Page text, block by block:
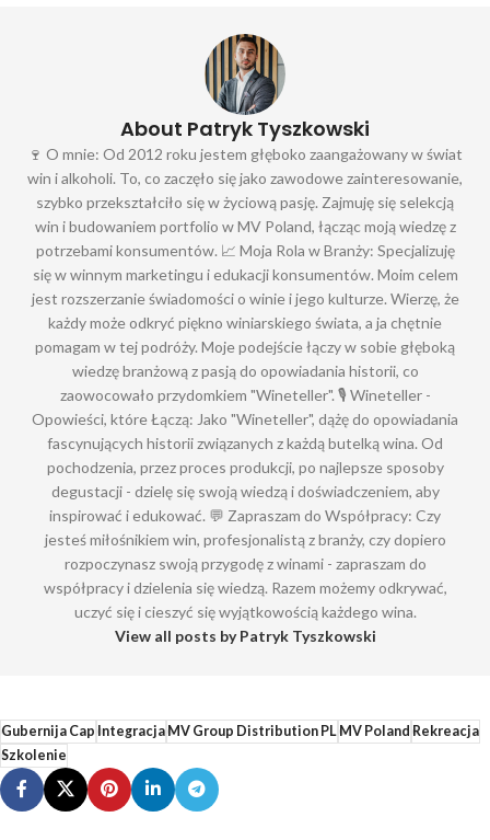
About Patryk Tyszkowski
🍷 O mnie: Od 2012 roku jestem głęboko zaangażowany w świat
win i alkoholi. To, co zaczęło się jako zawodowe zainteresowanie,
szybko przekształciło się w życiową pasję. Zajmuję się selekcją
win i budowaniem portfolio w MV Poland, łącząc moją wiedzę z
potrzebami konsumentów. 📈 Moja Rola w Branży: Specjalizuję
się w winnym marketingu i edukacji konsumentów. Moim celem
jest rozszerzanie świadomości o winie i jego kulturze. Wierzę, że
każdy może odkryć piękno winiarskiego świata, a ja chętnie
pomagam w tej podróży. Moje podejście łączy w sobie głęboką
wiedzę branżową z pasją do opowiadania historii, co
zaowocowało przydomkiem "Wineteller". 🎙️ Wineteller -
Opowieści, które Łączą: Jako "Wineteller", dążę do opowiadania
fascynujących historii związanych z każdą butelką wina. Od
pochodzenia, przez proces produkcji, po najlepsze sposoby
degustacji - dzielę się swoją wiedzą i doświadczeniem, aby
inspirować i edukować. 💬 Zapraszam do Współpracy: Czy
jesteś miłośnikiem win, profesjonalistą z branży, czy dopiero
rozpoczynasz swoją przygodę z winami - zapraszam do
współpracy i dzielenia się wiedzą. Razem możemy odkrywać,
uczyć się i cieszyć się wyjątkowością każdego wina.
View all posts by Patryk Tyszkowski
Gubernija Cap IntegracjaMV Group Distribution PLMV Poland Rekreacja
Szkolenie